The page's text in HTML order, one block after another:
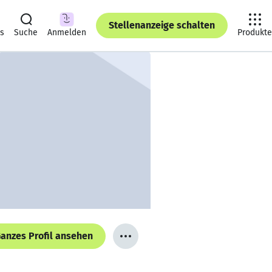
Suche Anmelden
Stellenanzeige schalten
Produkte
Profil ansehen